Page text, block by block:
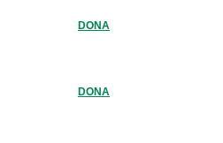
DONA
DONA